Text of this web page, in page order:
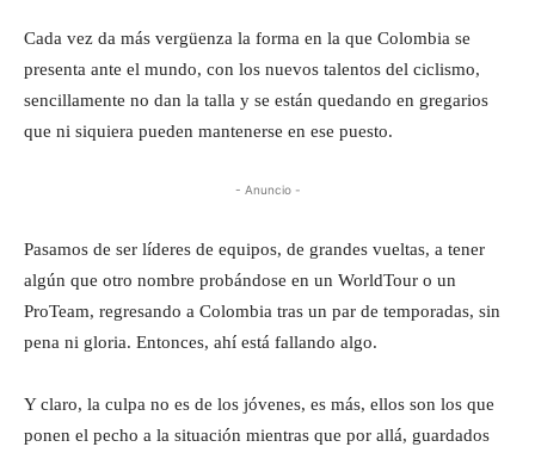
Cada vez da más vergüenza la forma en la que Colombia se
presenta ante el mundo, con los nuevos talentos del ciclismo,
sencillamente no dan la talla y se están quedando en gregarios
que ni siquiera pueden mantenerse en ese puesto.
- Anuncio -
Pasamos de ser líderes de equipos, de grandes vueltas, a tener
algún que otro nombre probándose en un WorldTour o un
ProTeam, regresando a Colombia tras un par de temporadas, sin
pena ni gloria. Entonces, ahí está fallando algo.
Y claro, la culpa no es de los jóvenes, es más, ellos son los que
ponen el pecho a la situación mientras que por allá, guardados